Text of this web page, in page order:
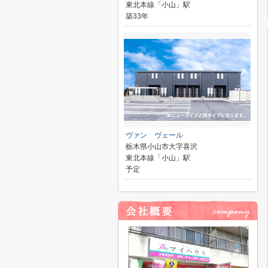
東北本線「小山」駅
築33年
ヴァン ヴェール
栃木県小山市大字喜沢
東北本線「小山」駅
予定